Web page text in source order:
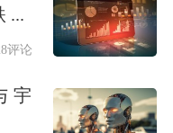
...
评论
宇